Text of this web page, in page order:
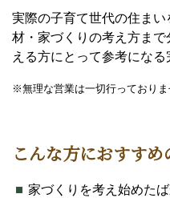
実際の子育て世代の住ま
材・家づくりの考え方ま
える方にとって参考になる
※無理な営業は一切行っておりま
こんな方におすす
家づくりを考え始めた